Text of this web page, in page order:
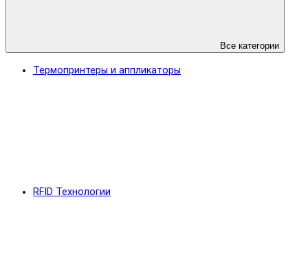
Все категории
Термопринтеры и аппликаторы
RFID Технологии